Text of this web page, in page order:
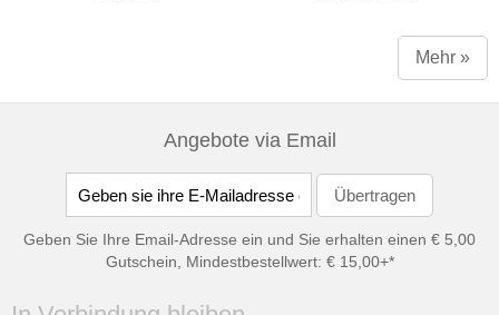
Mehr »
Angebote via Email
Geben Sie Ihre Email-Adresse ein und Sie erhalten einen € 5,00
Gutschein, Mindestbestellwert: € 15,00+*